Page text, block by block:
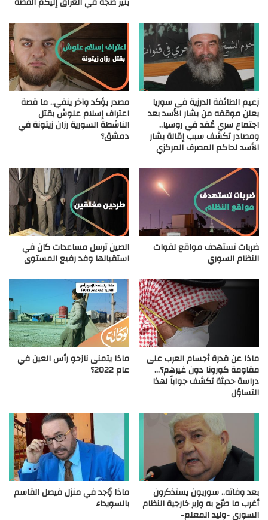
زعيم الطائفة الدرزية في سوريا
يعلن موقفه من بشار الأسد بعد
اجتماع سري عُقد في روسيا..
ومصادر تكشف سبب إقالة بشار
الأسد لحاكم المصرف المركزي
مصدر يؤكد وآخر ينفي.. ما قصة
اعتراف إسلام علوش بقتل
الناشطة السورية رزان زيتونة في
دمشق؟
ضربات تستهدف مواقع لقوات
النظام السوري
الصين ترسل مساعدات كان في
استقبالها وفد رفيع المستوى
ماذا عن قدرة أجسام العرب على
مقاومة كورونا دون غيرهم؟…
دراسة حديثة تكشف جواباً لهذا
التساؤل
ماذا يتمنى نازحو رأس العين في
عام 2022؟
بعد وفاته.. سوريون يستذكرون
أغرب ما صرّح به وزير خارجية النظام
السوري -وليد المعلم-
ماذا وُجد في منزل فيصل القاسم
بالسويداء